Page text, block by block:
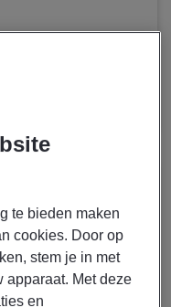
te bieden maken
cookies. Door op
stem je in met
apparaat. Met deze
en